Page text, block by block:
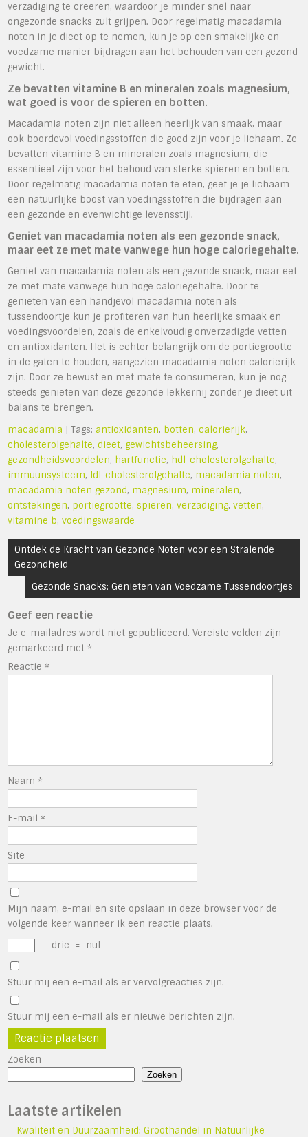
verzadiging te creëren, waardoor je minder snel naar
ongezonde snacks zult grijpen. Door regelmatig macadamia
noten in je dieet op te nemen, kun je op een smakelijke en
voedzame manier bijdragen aan het behouden van een gezond
gewicht.
Ze bevatten vitamine B en mineralen zoals magnesium,
wat goed is voor de spieren en botten.
Macadamia noten zijn niet alleen heerlijk van smaak, maar
ook boordevol voedingsstoffen die goed zijn voor je lichaam. Ze
bevatten vitamine B en mineralen zoals magnesium, die
essentieel zijn voor het behoud van sterke spieren en botten.
Door regelmatig macadamia noten te eten, geef je je lichaam
een natuurlijke boost van voedingsstoffen die bijdragen aan
een gezonde en evenwichtige levensstijl.
Geniet van macadamia noten als een gezonde snack,
maar eet ze met mate vanwege hun hoge caloriegehalte.
Geniet van macadamia noten als een gezonde snack, maar eet
ze met mate vanwege hun hoge caloriegehalte. Door te
genieten van een handjevol macadamia noten als
tussendoortje kun je profiteren van hun heerlijke smaak en
voedingsvoordelen, zoals de enkelvoudig onverzadigde vetten
en antioxidanten. Het is echter belangrijk om de portiegrootte
in de gaten te houden, aangezien macadamia noten calorierijk
zijn. Door ze bewust en met mate te consumeren, kun je nog
steeds genieten van deze gezonde lekkernij zonder je dieet uit
balans te brengen.
macadamia | Tags: antioxidanten, botten,calorierijk,
cholesterolgehalte,dieet,gewichtsbeheersing,
gezondheidsvoordelen, hartfunctie, hdl-cholesterolgehalte,
immuunsysteem, ldl-cholesterolgehalte, macadamia noten,
macadamia noten gezond, magnesium, mineralen,
ontstekingen, portiegrootte,spieren,verzadiging,vetten,
vitamine b,voedingswaarde
Bericht
navigatie
Ontdek de Kracht van Gezonde Noten voor een Stralende
Gezondheid
Gezonde Snacks: Genieten van Voedzame Tussendoortjes
Geef een reactie
Je e-mailadres wordt niet gepubliceerd. Vereiste velden zijn
gemarkeerd met*
Reactie*
Naam*
E-mail*
Site
Mijn naam, e-mail en site opslaan in deze browser voor de
volgende keer wanneer ik een reactie plaats.
−
drie = nul
Stuur mij een e-mail als er vervolgreacties zijn.
Stuur mij een e-mail als er nieuwe berichten zijn.
Zoeken
Zoeken
Laatste artikelen
Kwaliteit en Duurzaamheid: Groothandel in Natuurlijke